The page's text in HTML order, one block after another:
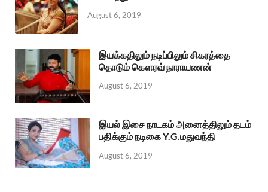
August 6, 2019
இயக்கதிலும் நடிப்பிலும் சிகரத்தை
தொடும் கௌரவ் நாராயணன்
August 6, 2019
இயல் இசை நாடகம் அனைத்திலும் தடம்
பதிக்கும் நடிகை Y.G.மதுவந்தி
August 6, 2019